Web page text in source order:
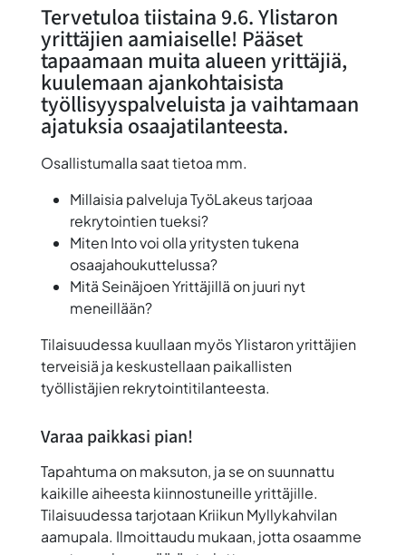
Tervetuloa tiistaina 9.6.Ylistaron
yrittäjien aamiaiselle! Pääset
tapaamaan muita alueen yrittäjiä,
kuulemaan ajankohtaisista
työllisyyspalveluista ja vaihtamaan
ajatuksia osaajatilanteesta.
Osallistumalla saat tietoa mm.
Millaisia palveluja TyöLakeus tarjoaa
rekrytointien tueksi?
Miten Into voi olla yritysten tukena
osaajahoukuttelussa?
Mitä Seinäjoen Yrittäjillä on juuri nyt
meneillään?
Tilaisuudessa kuullaan myös Ylistaron yrittäjien
terveisiä ja keskustellaan paikallisten
työllistäjien rekrytointitilanteesta.
Varaa paikkasi pian!
Tapahtuma on maksuton, ja se on suunnattu
kaikille aiheesta kiinnostuneille yrittäjille.
Tilaisuudessa tarjotaan Kriikun Myllykahvilan
aamupala. Ilmoittaudu mukaan, jotta osaamme